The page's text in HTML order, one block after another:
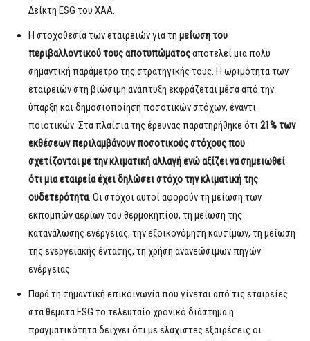
Δείκτη ΕSG του ΧΑΑ.
Η στοχοθεσία των εταιρειών για τη μείωση του
περιβαλλοντικού τους αποτυπώματοςαποτελεί μια πολύ
σημαντική παράμετρο της στρατηγικής τους. Η ωριμότητα των
εταιρειών στη βιώσιμη ανάπτυξη εκφράζεται μέσα από την
ύπαρξη και δημοσιοποίηση ποσοτικών στόχων, έναντι
ποιοτικών. Στα πλαίσια της έρευνας παρατηρήθηκε ότι21% των
εκθέσεων περιλαμβάνουν ποσοτικούς στόχους που
σχετίζονται με την κλιματική αλλαγή ενώ αξίζει να σημειωθεί
ότι μια εταιρεία έχει δηλώσει στόχο την κλιματική της
ουδετερότητα. Οι στόχοι αυτοί αφορούν τη μείωση των
εκπομπών αερίων του θερμοκηπίου, τη μείωση της
κατανάλωσης ενέργειας, την εξοικονόμηση καυσίμων, τη μείωση
της ενεργειακής έντασης, τη χρήση ανανεώσιμων πηγών
ενέργειας.
Παρά τη σημαντική επικοινωνία που γίνεται από τις εταιρείες
στα θέματα ESG το τελευταίο χρονικό διάστημα η
πραγματικότητα δείχνει ότι με ελαχιστες εξαιρέσεις οι